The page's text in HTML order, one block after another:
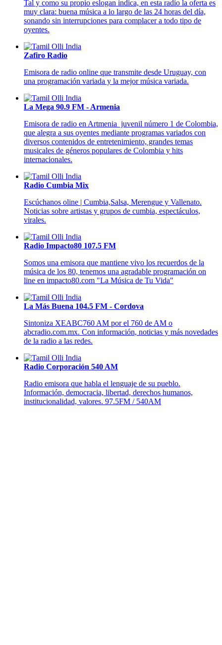
Tal y como su propio eslogan indica, en esta radio la oferta es
muy clara: buena música a lo largo de las 24 horas del día,
sonando sin interrupciones para complacer a todo tipo de
oyentes.
Zafiro Radio
Emisora de radio online que transmite desde Uruguay, con
una programación variada y la mejor música variada.
La Mega 90.9 FM - Armenia
Emisora de radio en Artmenia juvenil número 1 de Colombia,
que alegra a sus oyentes mediante programas variados con
diversos contenidos de entretenimiento, grandes temas
musicales de géneros populares de Colombia y hits
internacionales.
Radio Cumbia Mix
Escúchanos oline | Cumbia,Salsa, Merengue y Vallenato.
Noticias sobre artistas y grupos de cumbia, espectáculos,
virales.
Radio Impacto80 107.5 FM
Somos una emisora que mantiene vivo los recuerdos de la
música de los 80, tenemos una agradable programación on
line en impacto80.com "La Música de Tu Vida"
La Más Buena 104.5 FM - Cordova
Sintoniza XEABC760 AM por el 760 de AM o
abcradio.com.mx. Con información, noticias y más novedades
de la radio a las redes.
Radio Corporación 540 AM
Radio emisora que habla el lenguaje de su pueblo.
Información, democracia, libertad, derechos humanos,
institucionalidad, valores. 97.5FM / 540AM